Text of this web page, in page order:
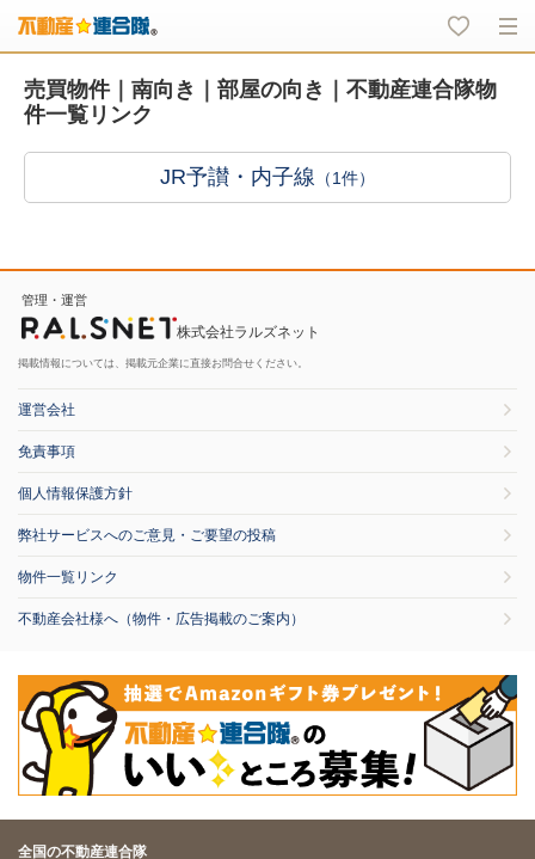
売買物件｜南向き｜部屋の向き｜不動産連合隊物
件一覧リンク
JR予讃・内子線 （1件）
管理・運営
株式会社ラルズネット
掲載情報については、掲載元企業に直接お問合せください。
運営会社
免責事項
個人情報保護方針
弊社サービスへのご意見・ご要望の投稿
物件一覧リンク
不動産会社様へ（物件・広告掲載のご案内）
全国の不動産連合隊